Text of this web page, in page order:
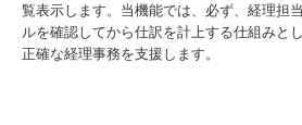
覧表示します。当機能では、必ず、経理担
ルを確認してから仕訳を計上する仕組みと
正確な経理事務を支援します。